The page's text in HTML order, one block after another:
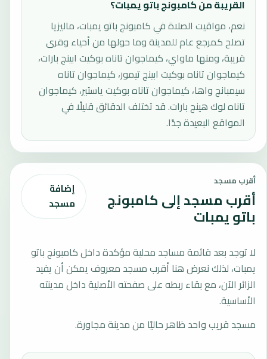
القريبة من كامبونج باتو يمبات؟
نعم، مواقيت الصلاة في كامبونج باتو يمبات، ماليزيا
تصلح كمرجع عام للمدينة وما حولها من أحياء وقرى
قريبة، ومنها ماواي، كيماجوان تاناه بوكيت ابينج بارات،
كيماجوان تاناه بوكيت ابينج تيمور، كيماجوان تاناه
سيمبانج واها، كيماجوان تاناه بوكيت ياستير، كيماجوان
تاناه لوك هينج بارات. قد تختلف الدقائق قليلًا في
المواقع البعيدة جدًا.
أقرب مسجد
أقرب مسجد إلى كامبونج
باتو يمبات
إضافة
مسجد
لا توجد بعد قائمة مساجد محلية مؤكدة داخل كامبونج باتو
يمبات، لذلك نعرض هنا أقرب مسجد معروف يمكن أن يفيد
الزائر الآن، مع بقاء ربطه على صفحته الأصلية داخل مدينته
الأساسية.
مسجد قريب واحد ظاهر حاليًا من مدينة مجاورة.